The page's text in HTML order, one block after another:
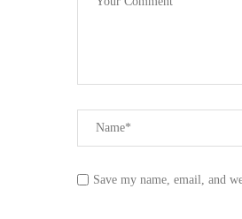
Save my name, email, and